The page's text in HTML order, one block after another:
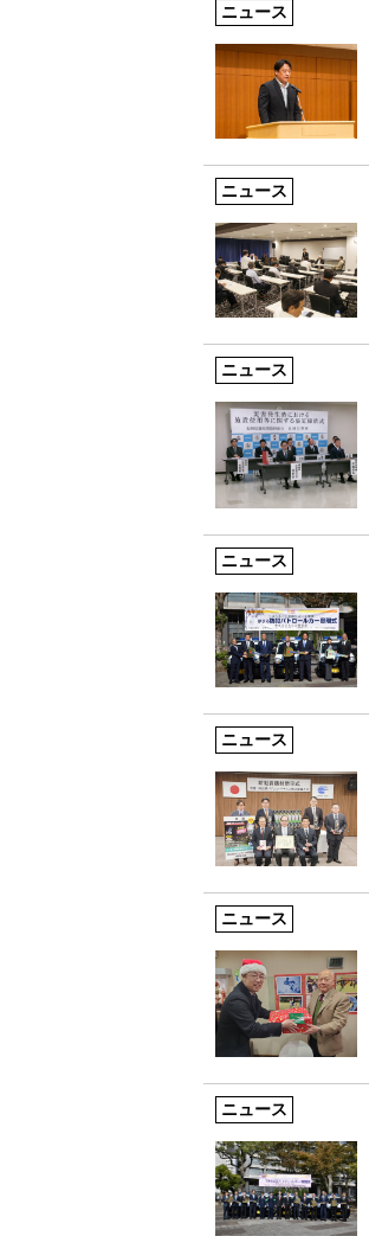
ニュース
ニュース
ニュース
ニュース
ニュース
ニュース
ニュース